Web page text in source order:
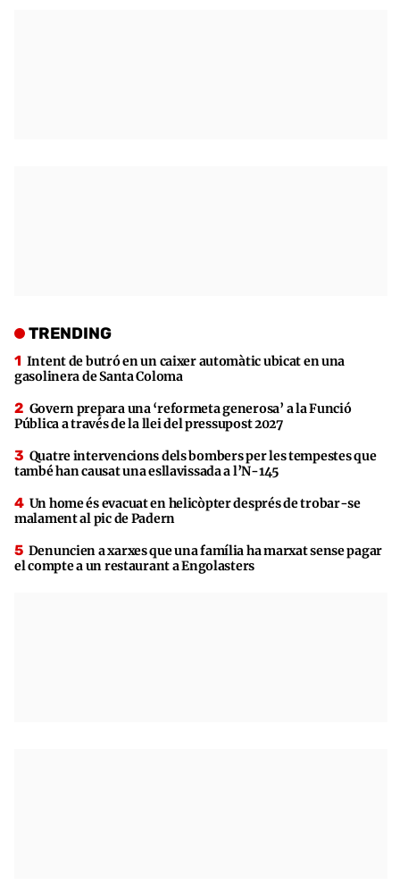
TRENDING
Intent de butró en un caixer automàtic ubicat en una
gasolinera de Santa Coloma
Govern prepara una ‘reformeta generosa’ a la Funció
Pública a través de la llei del pressupost 2027
Quatre intervencions dels bombers per les tempestes que
també han causat una esllavissada a l’N-145
Un home és evacuat en helicòpter després de trobar-se
malament al pic de Padern
Denuncien a xarxes que una família ha marxat sense pagar
el compte a un restaurant a Engolasters